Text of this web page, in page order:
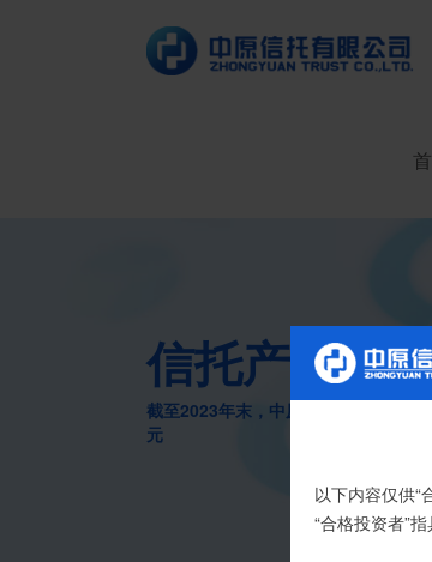
信托产品
截至2023年末，中原信托累计管理信
元
尊敬的投资者：
合格投资者认
以下内容仅供“
“合格投资者”